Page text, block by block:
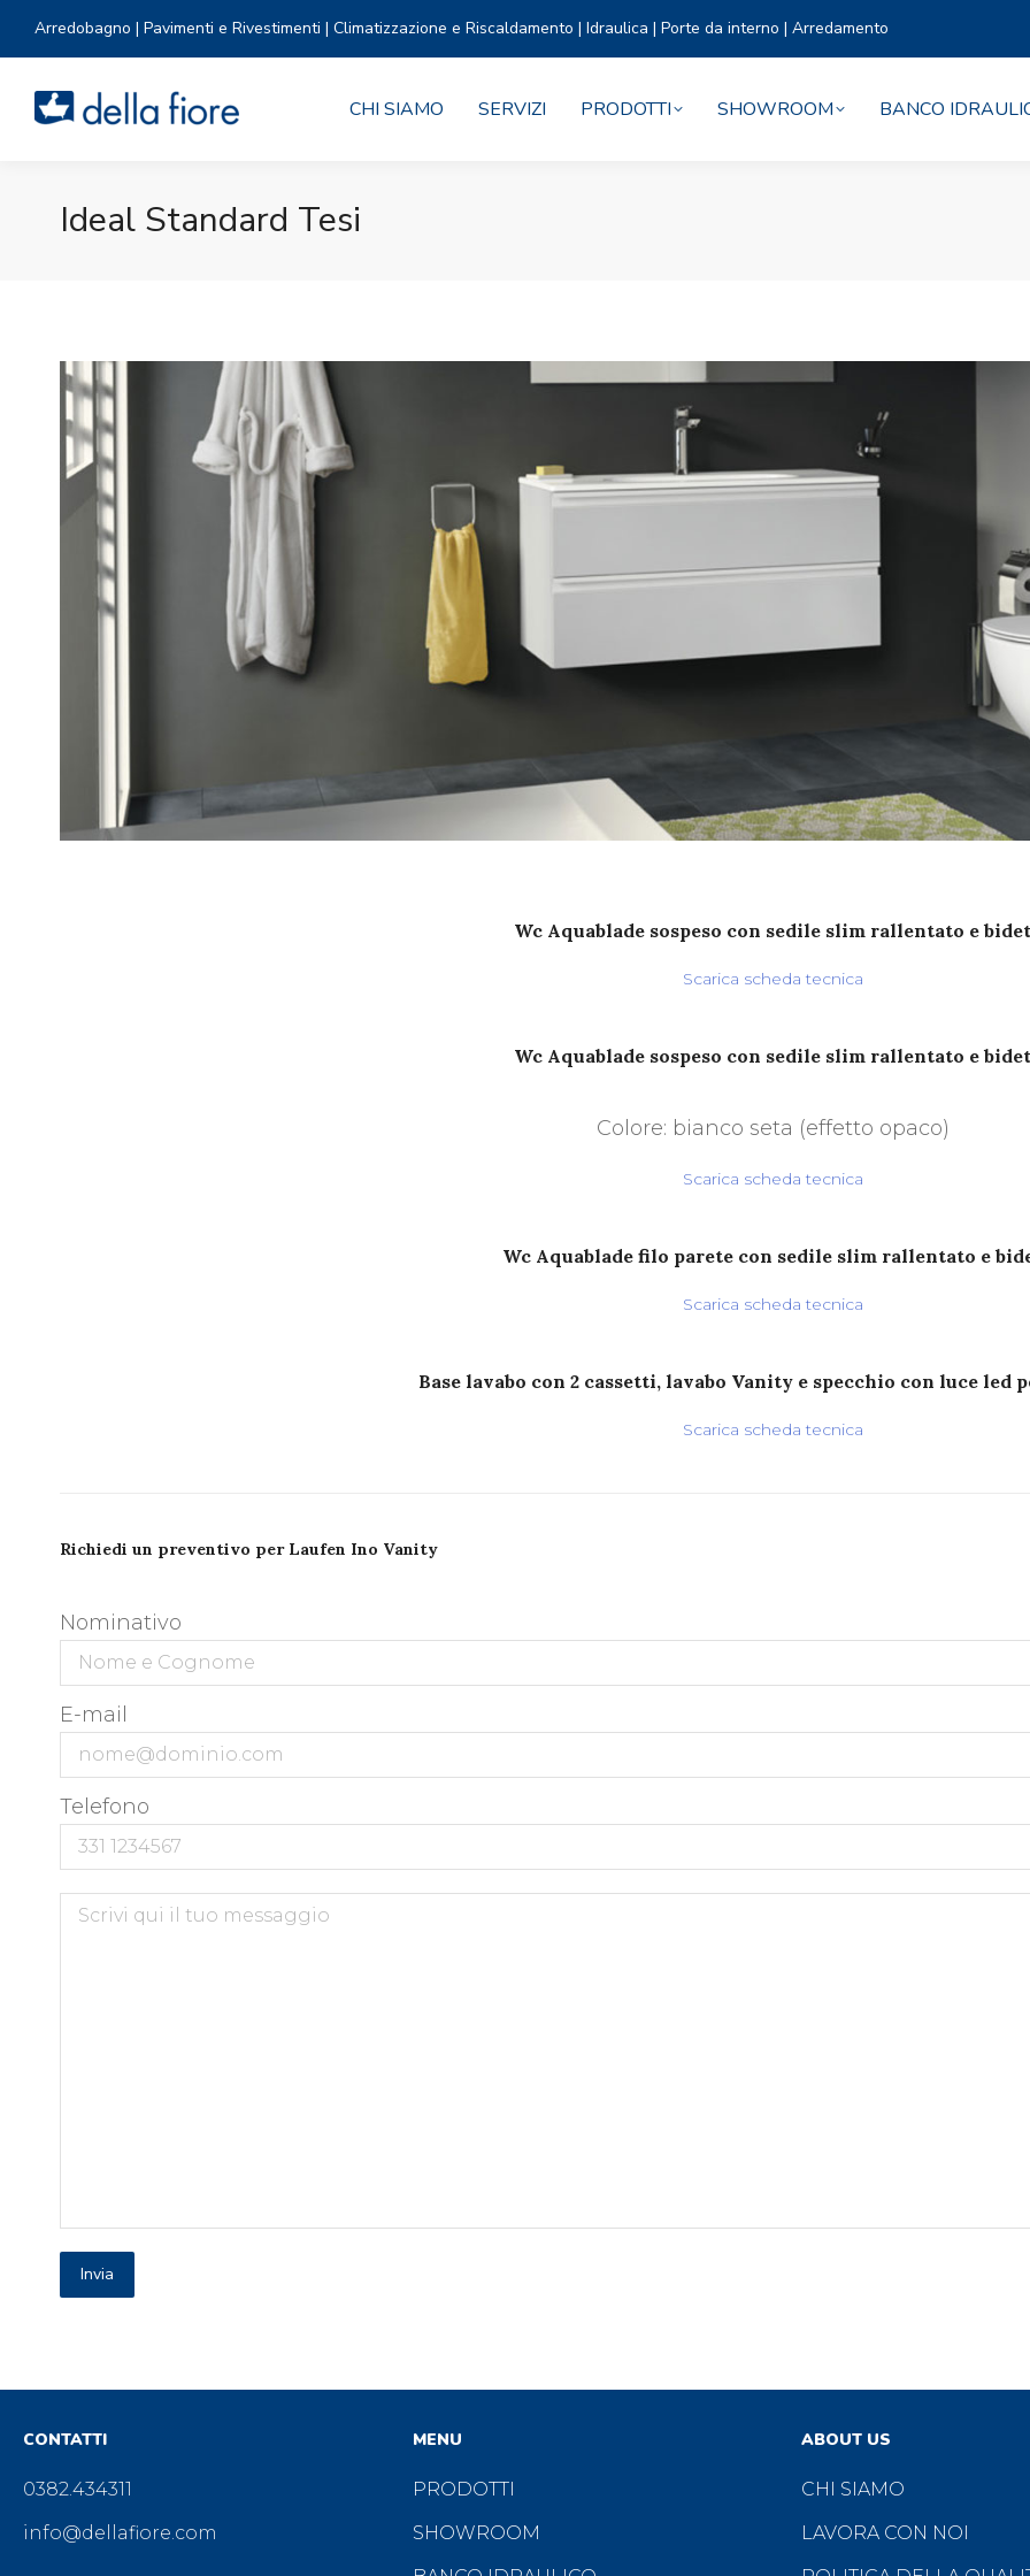
Arredobagno | Pavimenti e Rivestimenti | Climatizzazione e Riscaldamento | Idraulica | Porte da interno | Arredamento
CHI SIAMO SERVIZI PRODOTTI SHOWROOM BANCO
Ideal Standard Tesi
Wc Aquablade sospeso con sedile slim rallentato e bidet
Scarica scheda tecnica
Wc Aquablade sospeso con sedile slim rallentato e bidet
Colore: bianco seta (effetto opaco)
Scarica scheda tecnica
Wc Aquablade filo parete con sedile slim rallentato e
Scarica scheda tecnica
Base lavabo con 2 cassetti, lavabo Vanity e specchio con luce led
Scarica scheda tecnica
Richiedi un preventivo per Laufen Ino Vanity
Nominativo
E-mail
Telefono
CONTATTI
0382.434311
info@dellafiore.com
MENU
PRODOTTI
SHOWROOM
ABOUT US
CHI SIAMO
LAVORA CON NOI